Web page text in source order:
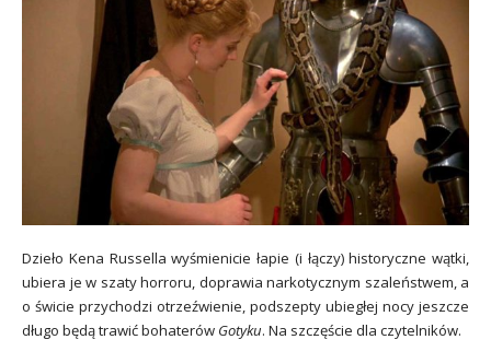
Dzieło Kena Russella wyśmienicie łapie (i łączy) historyczne wątki,
ubiera je w szaty horroru, doprawia narkotycznym szaleństwem, a
o świcie przychodzi otrzeźwienie, podszepty ubiegłej nocy jeszcze
długo będą trawić bohaterów Gotyku. Na szczęście dla czytelników.